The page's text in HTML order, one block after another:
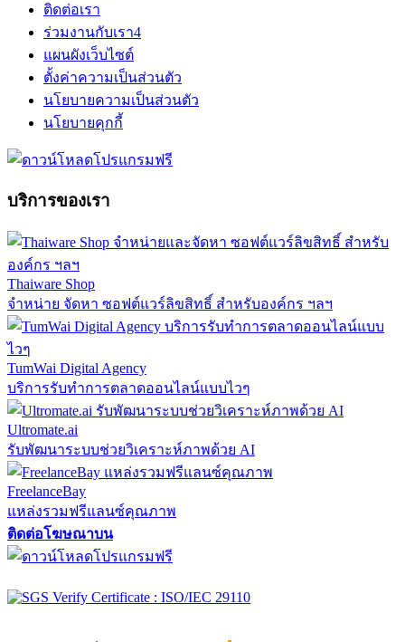
ติดต่อเรา
ร่วมงานกับเรา4
แผนผังเว็บไซต์
ตั้งค่าความเป็นส่วนตัว
นโยบายความเป็นส่วนตัว
นโยบายคุกกี้
บริการของเรา
Thaiware Shop
จำหน่าย จัดหา ซอฟต์แวร์ลิขสิทธิ์ สำหรับองค์กร ฯลฯ
TumWai Digital Agency
บริการรับทำการตลาดออนไลน์แบบไวๆ
Ultromate.ai
รับพัฒนาระบบช่วยวิเคราะห์ภาพด้วย AI
FreelanceBay
แหล่งรวมฟรีแลนซ์คุณภาพ
ติดต่อโฆษณาบน